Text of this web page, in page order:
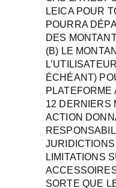
LEICA POUR
POURRA
DES
(B) LE
ÉCHÉANT)
PLATEFORME
12 DERNIERS
ACTION
LIMITATIONS
SORTE QUE